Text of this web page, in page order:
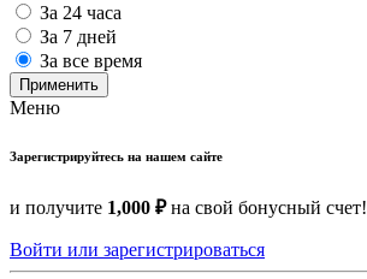
За 24 часа
За 7 дней
За все время
Применить
Меню
Зарегистрируйтесь на нашем сайте
и получите 1,000 ₽на свой бонусный счет!
Войти или зарегистрироваться